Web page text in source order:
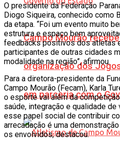
Campo Mourão
organização dos
em parceria com o
O presidente da Federação
Diogo Siqueira, conhecido como
da etapa. “Foi um evento muito
estrutura e espaço bem
feedbacks positivos dos atletas
participantes de outras cidades
modalidade na região”, afirmou.
Para a diretora-presidente da
Campo Mourão (Fecam), Karla
o esporte vai além da
saúde, integração e qualidade
esse papel social de contribuir
arrecadação é uma
os envolvidos, destacou.